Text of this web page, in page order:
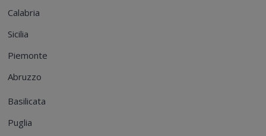
Calabria
Sicilia
Piemonte
Abruzzo
Basilicata
Puglia